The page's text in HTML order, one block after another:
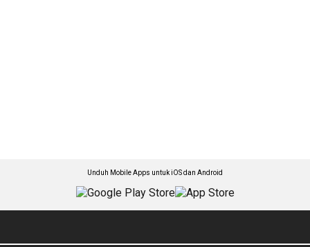
Unduh Mobile Apps untuk iOS dan Android